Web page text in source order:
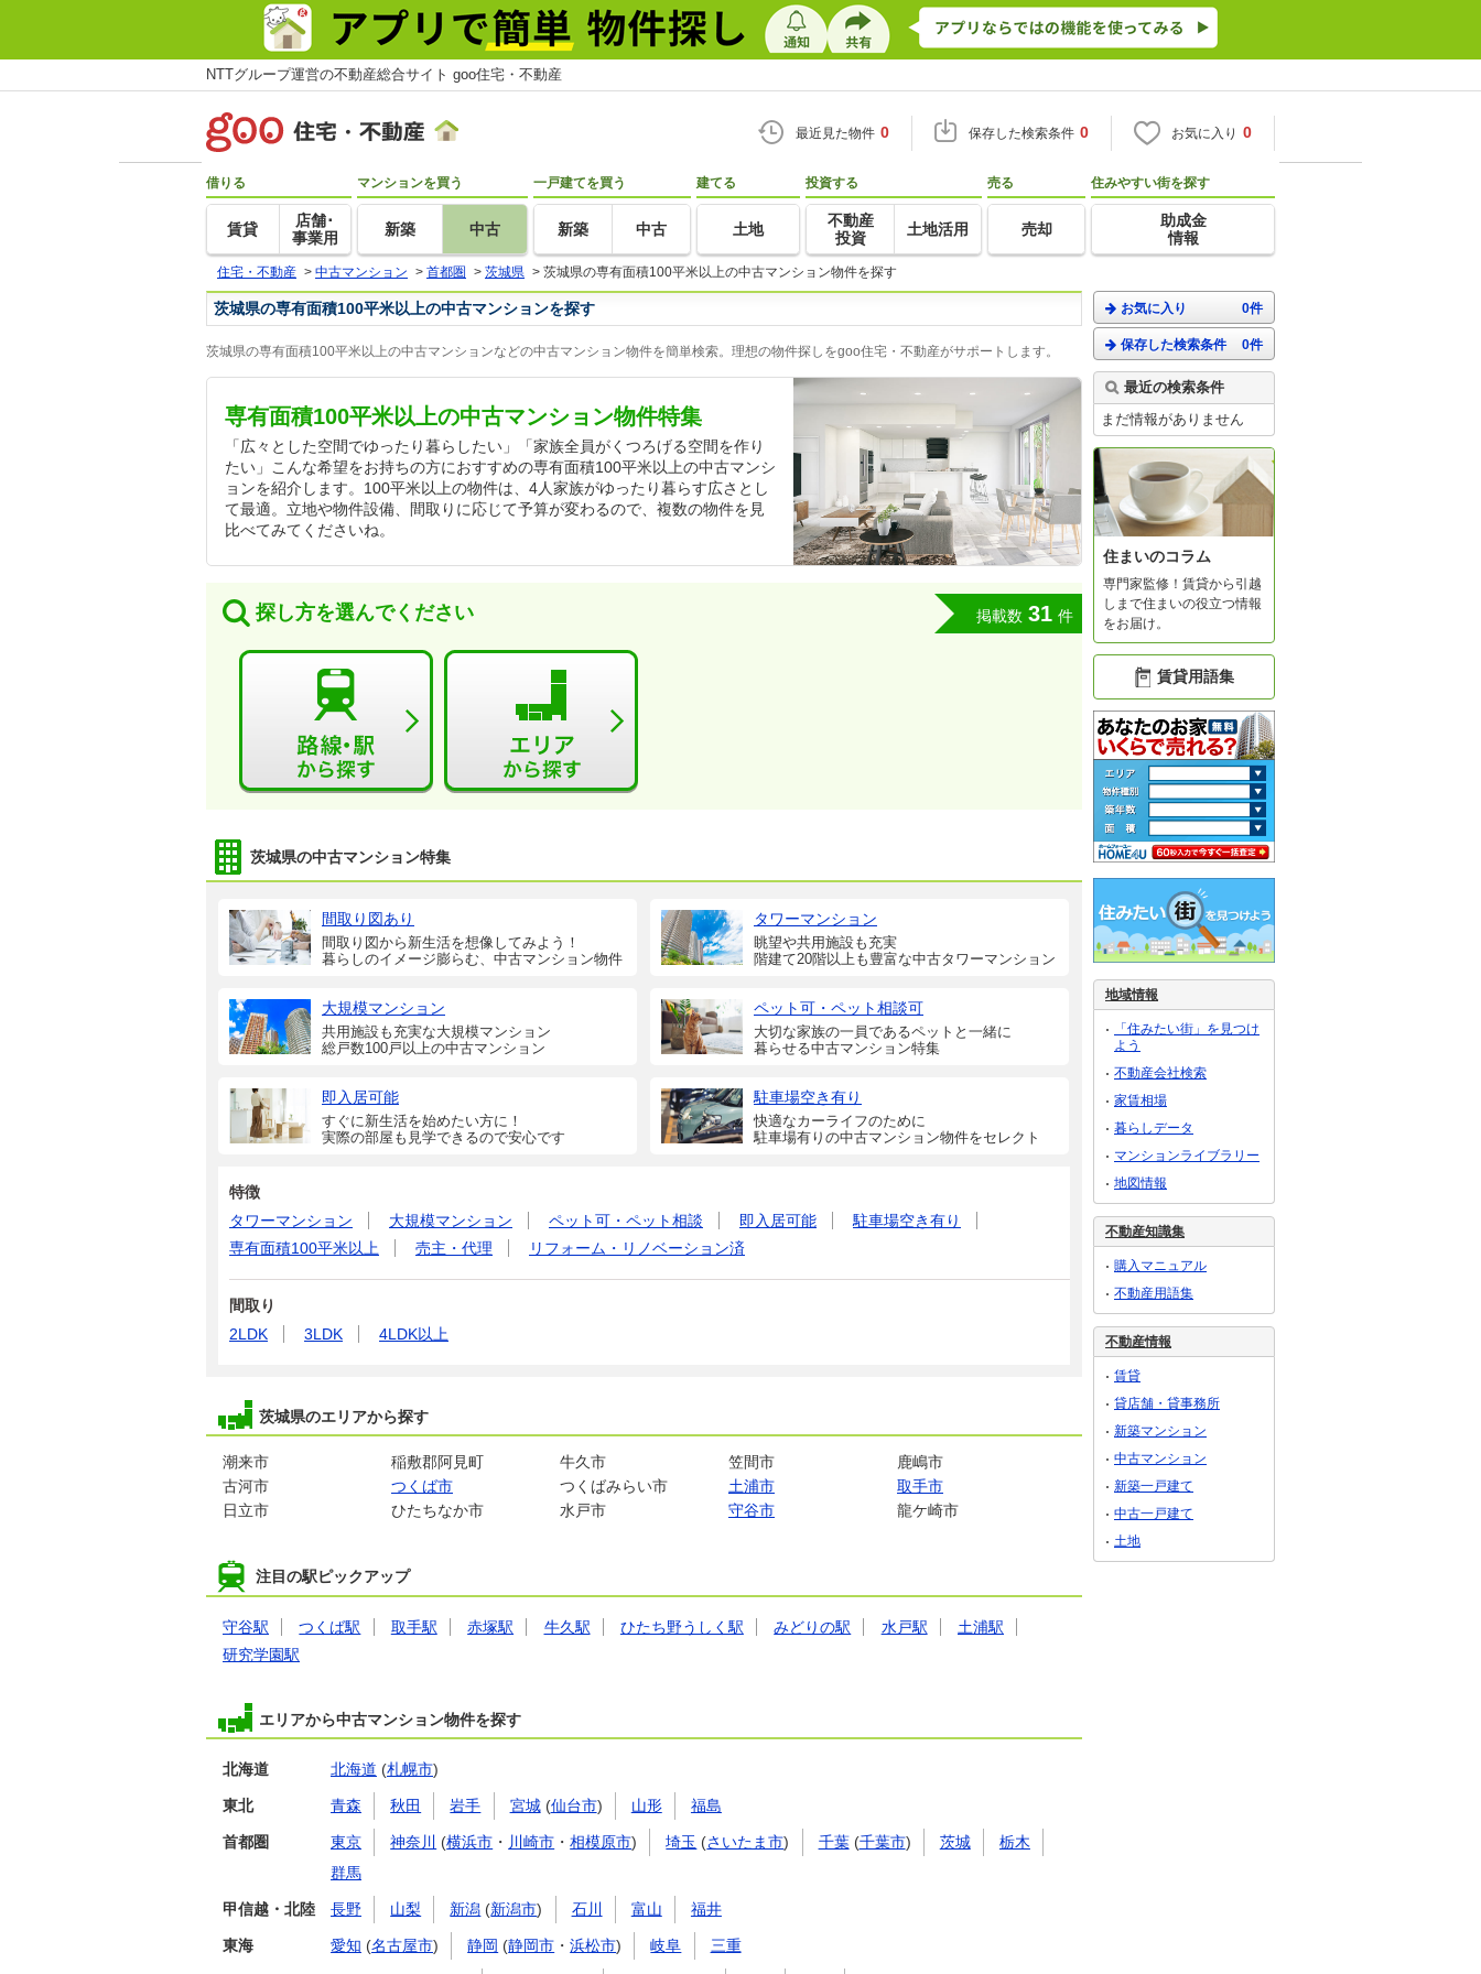
NTTグループ運営の不動産総合サイト goo住宅・不動産
最近見た物件 0 保存した検索条件 0 お気に入り 0
借りる
賃貸
店舗･
事業用
マンションを買う
新築 中古
一戸建てを買う
新築 中古
建てる
土地
投資する
不動産
投資
土地活用
売る
売却
住みやすい街を探す
助成金
情報
住宅・不動産 > 中古マンション > 首都圏 > 茨城県 > 茨城県の専有面積100平米以上の中古マンション物件を探す
茨城県の専有面積100平米以上の中古マンションを探す
茨城県の専有面積100平米以上の中古マンションなどの中古マンション物件を簡単検索。理想の物件探しをgoo住宅・不動産がサポートします。
専有面積100平米以上の中古マンション物件特集
「広々とした空間でゆったり暮らしたい」「家族全員がくつろげる空間を作り
たい」こんな希望をお持ちの方におすすめの専有面積100平米以上の中古マンシ
ョンを紹介します。100平米以上の物件は、4人家族がゆったり暮らす広さとし
て最適。立地や物件設備、間取りに応じて予算が変わるので、複数の物件を見
比べてみてくださいね。
探し方を選んでください 掲載数 31 件
茨城県の中古マンション特集
間取り図あり
間取り図から新生活を想像してみよう！
暮らしのイメージ膨らむ、中古マンション物件
タワーマンション
眺望や共用施設も充実
階建て20階以上も豊富な中古タワーマンション
大規模マンション
共用施設も充実な大規模マンション
総戸数100戸以上の中古マンション
ペット可・ペット相談可
大切な家族の一員であるペットと一緒に
暮らせる中古マンション特集
即入居可能
すぐに新生活を始めたい方に！
実際の部屋も見学できるので安心です
駐車場空き有り
快適なカーライフのために
駐車場有りの中古マンション物件をセレクト
特徴
タワーマンション
大規模マンション ペット可・ペット相談 即入居可能
駐車場空き有り
専有面積100平米以上
売主・代理 リフォーム・リノベーション済
間取り
2LDK
3LDK 4LDK以上
茨城県のエリアから探す
潮来市 稲敷郡阿見町 牛久市 笠間市
鹿嶋市
古河市
つくば市 つくばみらい市 土浦市
取手市
日立市
ひたちなか市 水戸市 守谷市 龍ケ崎市
注目の駅ピックアップ
守谷駅 つくば駅 取手駅 赤塚駅 牛久駅 ひたち野うしく駅 みどりの駅 水戸駅
土浦駅
研究学園駅
エリアから中古マンション物件を探す
北海道 北海道 (札幌市)
東北 青森 秋田 岩手 宮城(仙台市) 山形 福島
首都圏 東京 神奈川 (横浜市 ・ 川崎市 ・相模原市) 埼玉 (さいたま市) 千葉(千葉市) 茨城
栃木
群馬
甲信越・北陸 長野 山梨 新潟 (新潟市) 石川 富山 福井
東海 愛知 (名古屋市) 静岡 (静岡市 ・浜松市) 岐阜 三重
お気に入り 0件
保存した検索条件 0件
最近の検索条件
まだ情報がありません
住まいのコラム
専門家監修！賃貸から引越
しまで住まいの役立つ情報
をお届け。
賃貸用語集
地域情報
「住みたい街」を見つけ
よう
不動産会社検索
家賃相場
暮らしデータ
マンションライブラリー
地図情報
不動産知識集
購入マニュアル
不動産用語集
不動産情報
賃貸
貸店舗・貸事務所
新築マンション
中古マンション
新築一戸建て
中古一戸建て
土地